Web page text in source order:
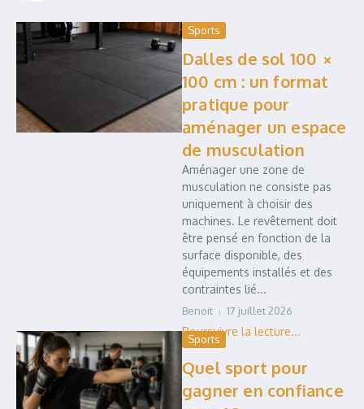
Sports
Dalles de sol 100 ×
100 cm : un format
pratique pour
aménager un espace
de musculation
Aménager une zone de
musculation ne consiste pas
uniquement à choisir des
machines. Le revêtement doit
être pensé en fonction de la
surface disponible, des
équipements installés et des
contraintes lié...
Benoit 17 juillet 2026
Sports
Quel sport pour
gagner en confiance